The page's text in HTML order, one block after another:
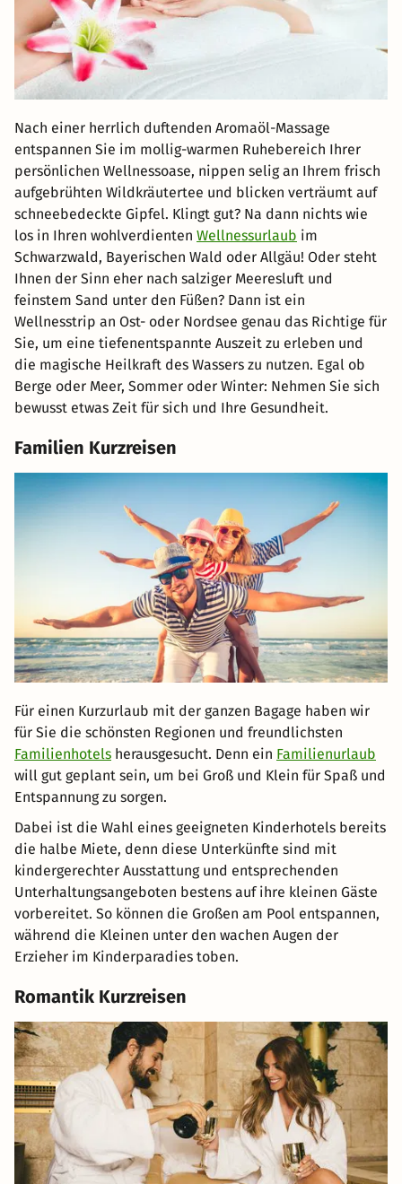
Nach einer herrlich duftenden Aromaöl-Massage
entspannen Sie im mollig-warmen Ruhebereich Ihrer
persönlichen Wellnessoase, nippen selig an Ihrem frisch
aufgebrühten Wildkräutertee und blicken verträumt auf
schneebedeckte Gipfel. Klingt gut? Na dann nichts wie
los in Ihren wohlverdienten Wellnessurlaub im
Schwarzwald, Bayerischen Wald oder Allgäu! Oder steht
Ihnen der Sinn eher nach salziger Meeresluft und
feinstem Sand unter den Füßen? Dann ist ein
Wellnesstrip an Ost- oder Nordsee genau das Richtige für
Sie, um eine tiefenentspannte Auszeit zu erleben und
die magische Heilkraft des Wassers zu nutzen. Egal ob
Berge oder Meer, Sommer oder Winter: Nehmen Sie sich
bewusst etwas Zeit für sich und Ihre Gesundheit.
Familien Kurzreisen
Für einen Kurzurlaub mit der ganzen Bagage haben wir
für Sie die schönsten Regionen und freundlichsten
Familienhotels herausgesucht. Denn ein Familienurlaub
will gut geplant sein, um bei Groß und Klein für Spaß und
Entspannung zu sorgen.
Dabei ist die Wahl eines geeigneten Kinderhotels bereits
die halbe Miete, denn diese Unterkünfte sind mit
kindergerechter Ausstattung und entsprechenden
Unterhaltungsangeboten bestens auf ihre kleinen Gäste
vorbereitet. So können die Großen am Pool entspannen,
während die Kleinen unter den wachen Augen der
Erzieher im Kinderparadies toben.
Romantik Kurzreisen